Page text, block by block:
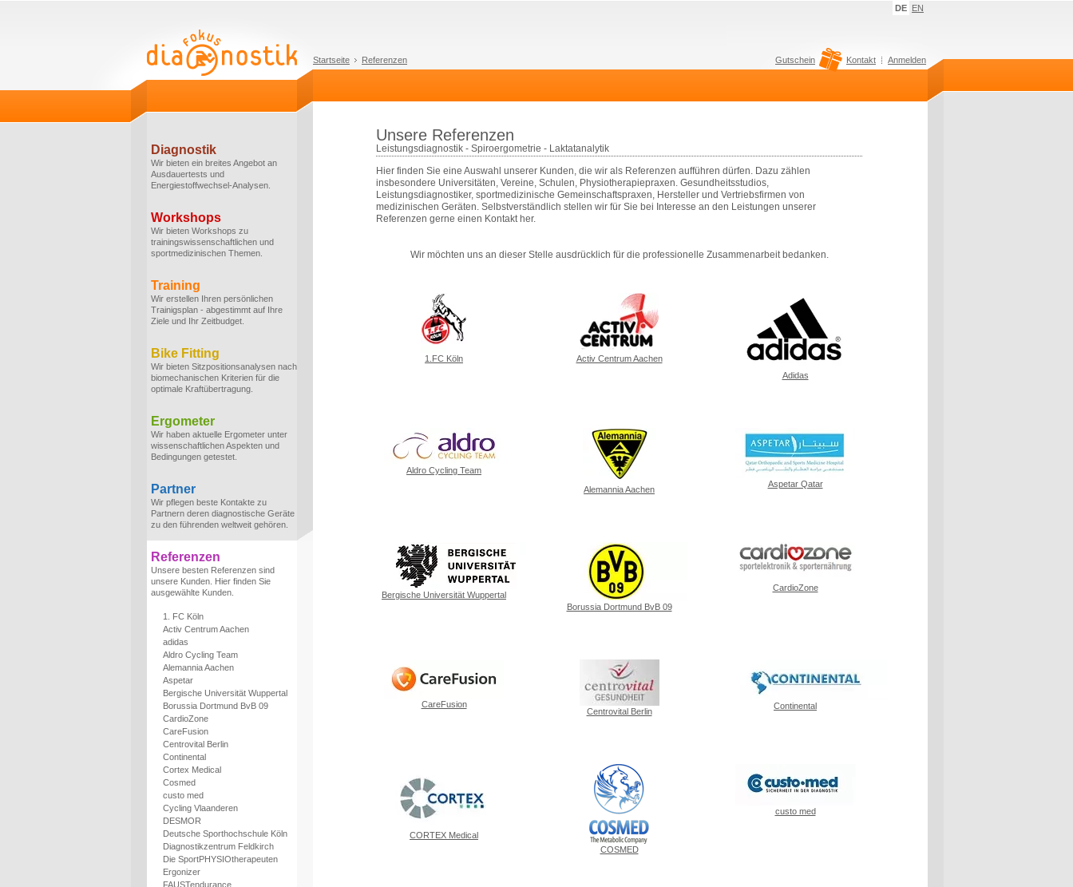
DE EN
Startseite Referenzen Gutschein Kontakt Anmelden
Diagnostik
Wir bieten ein breites Angebot an
Ausdauertests und
Energiestoffwechsel-Analysen.
Workshops
Wir bieten Workshops zu
trainingswissenschaftlichen und
sportmedizinischen Themen.
Training
Wir erstellen Ihren persönlichen
Trainigsplan - abgestimmt auf Ihre
Ziele und Ihr Zeitbudget.
Bike Fitting
Wir bieten Sitzpositionsanalysen nach
biomechanischen Kriterien für die
optimale Kraftübertragung.
Ergometer
Wir haben aktuelle Ergometer unter
wissenschaftlichen Aspekten und
Bedingungen getestet.
Partner
Wir pflegen beste Kontakte zu
Partnern deren diagnostische Geräte
zu den führenden weltweit gehören.
Referenzen
Unsere besten Referenzen sind
unsere Kunden. Hier finden Sie
ausgewählte Kunden.
1. FC Köln
Activ Centrum Aachen
adidas
Aldro Cycling Team
Alemannia Aachen
Aspetar
Bergische Universität Wuppertal
Borussia Dortmund BvB 09
CardioZone
CareFusion
Centrovital Berlin
Continental
Cortex Medical
Cosmed
custo med
Cycling Vlaanderen
DESMOR
Deutsche Sporthochschule Köln
Diagnostikzentrum Feldkirch
Die SportPHYSIOtherapeuten
Ergonizer
FAUSTendurance
Unsere Referenzen
Leistungsdiagnostik - Spiroergometrie - Laktatanalytik
Hier finden Sie eine Auswahl unserer Kunden, die wir als Referenzen aufführen dürfen. Dazu zählen
insbesondere Universitäten, Vereine, Schulen, Physiotherapiepraxen. Gesundheitsstudios,
Leistungsdiagnostiker, sportmedizinische Gemeinschaftspraxen, Hersteller und Vertriebsfirmen von
medizinischen Geräten. Selbstverständlich stellen wir für Sie bei Interesse an den Leistungen unserer
Referenzen gerne einen Kontakt her.
Wir möchten uns an dieser Stelle ausdrücklich für die professionelle Zusammenarbeit bedanken.
1.FC Köln
Activ Centrum Aachen
Adidas
Aldro Cycling Team
Alemannia Aachen
Aspetar Qatar
Bergische Universität Wuppertal
Borussia Dortmund BvB 09
CardioZone
CareFusion
Centrovital Berlin
Continental
CORTEX Medical
COSMED
custo med